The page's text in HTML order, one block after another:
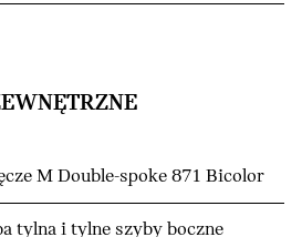
M Double-spoke 871 Bicolor
tylna i tylne szyby boczne